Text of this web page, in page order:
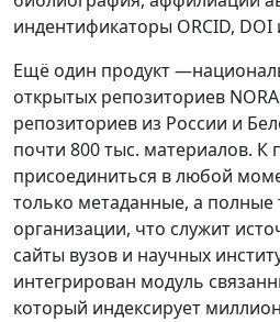
индентификаторы ORCID, DOI
Ещё один продукт
открытых репозиториев
репозиториев из России и
почти 800 тыс. материалов. К
присоединиться в любой
только метаданные, а полные
организации, что служит
сайты вузов и научных
интегрирован модуль
который индексирует